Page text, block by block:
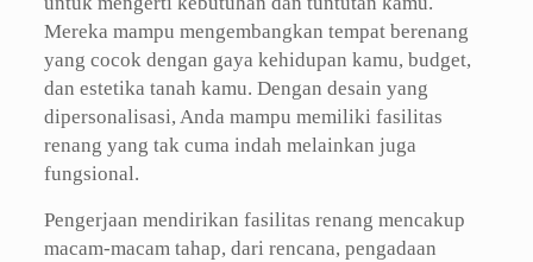
Mereka mampu mengembangkan tempat berenang
yang cocok dengan gaya kehidupan kamu, budget,
dan estetika tanah kamu. Dengan desain yang
dipersonalisasi, Anda mampu memiliki fasilitas
renang yang tak cuma indah melainkan juga
fungsional.
Pengerjaan mendirikan fasilitas renang mencakup
macam-macam tahap, dari rencana, pengadaan